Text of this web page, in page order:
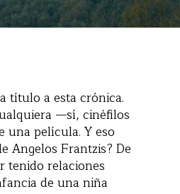
título a esta crónica.
—sí, cinéfilos
una película. Y eso
Angelos Frantzis? De
tenido relaciones
de una niña